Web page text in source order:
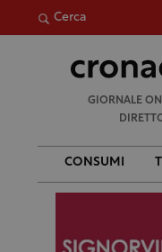
Cerca
GIORNALE
CONSUMI